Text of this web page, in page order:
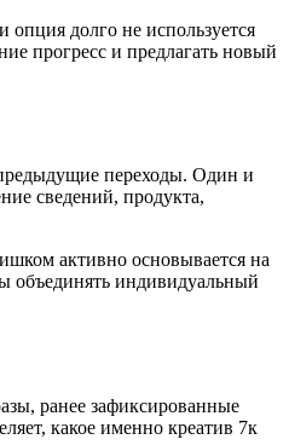
опция долго не используется
прогресс и предлагать новый
переходы. Один и
сведений, продукта,
активно основывается на
объединять индивидуальный
ранее зафиксированные
какое именно креатив 7к